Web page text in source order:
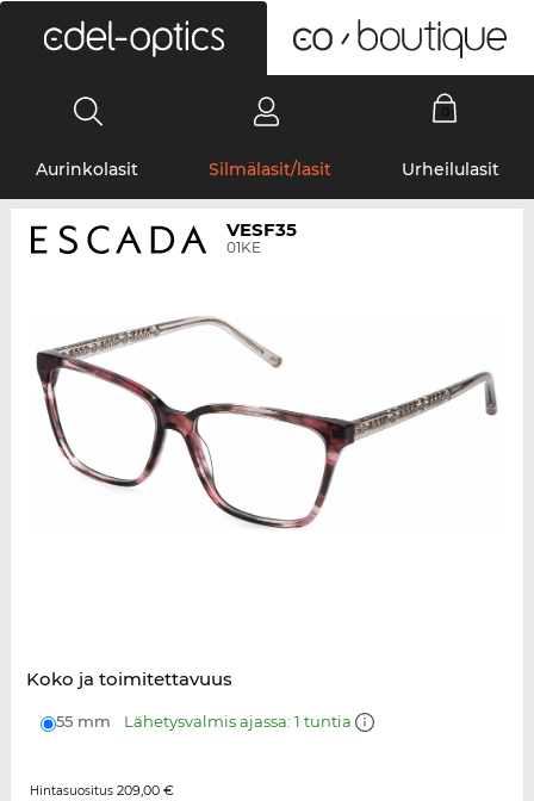
Aurinkolasit Silmälasit/lasit Urheilulasit
VESF35
01KE
Koko ja toimitettavuus
55 mm Lähetysvalmis ajassa: 1 tuntia
Hintasuositus 209,00 €